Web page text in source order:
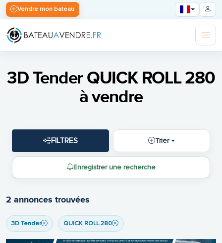
Vendre mon bateau
3D Tender QUICK ROLL 280
à vendre
FILTRES Trier
Enregistrer une recherche
2 annonces trouvées
3D Tender QUICK ROLL 280